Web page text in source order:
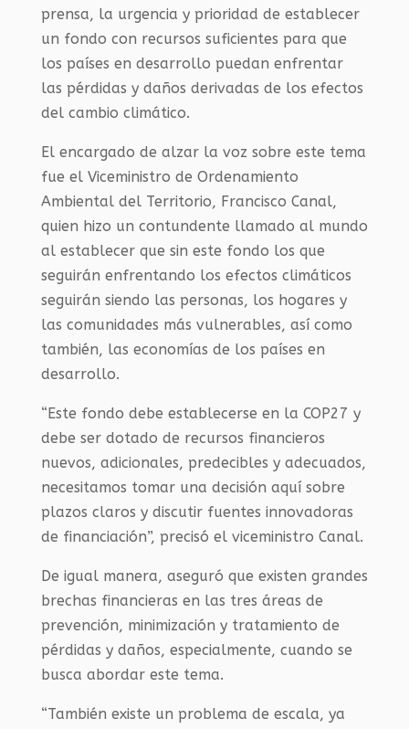
prensa, la urgencia y prioridad de establecer
un fondo con recursos suficientes para que
los países en desarrollo puedan enfrentar
las pérdidas y daños derivadas de los efectos
del cambio climático.
El encargado de alzar la voz sobre este tema
fue el Viceministro de Ordenamiento
Ambiental del Territorio, Francisco Canal,
quien hizo un contundente llamado al mundo
al establecer que sin este fondo los que
seguirán enfrentando los efectos climáticos
seguirán siendo las personas, los hogares y
las comunidades más vulnerables, así como
también, las economías de los países en
desarrollo.
“Este fondo debe establecerse en la COP27 y
debe ser dotado de recursos financieros
nuevos, adicionales, predecibles y adecuados,
necesitamos tomar una decisión aquí sobre
plazos claros y discutir fuentes innovadoras
de financiación”, precisó el viceministro Canal.
De igual manera, aseguró que existen grandes
brechas financieras en las tres áreas de
prevención, minimización y tratamiento de
pérdidas y daños, especialmente, cuando se
busca abordar este tema.
“También existe un problema de escala, ya